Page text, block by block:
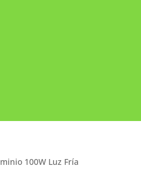
100W Luz Fría